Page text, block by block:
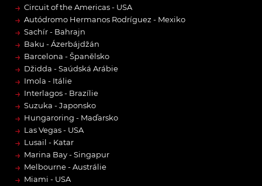
→ Circuit of the Americas - USA
→ Autódromo Hermanos Rodríguez - Mexiko
→ Sachír - Bahrajn
→ Baku - Ázerbájdžán
→ Barcelona - Španělsko
→ Džidda - Saúdská Arábie
→ Imola - Itálie
→ Interlagos - Brazílie
→ Suzuka - Japonsko
→ Hungaroring - Maďarsko
→ Las Vegas - USA
→ Lusail - Katar
→ Marina Bay - Singapur
→ Melbourne - Austrálie
→ Miami - USA